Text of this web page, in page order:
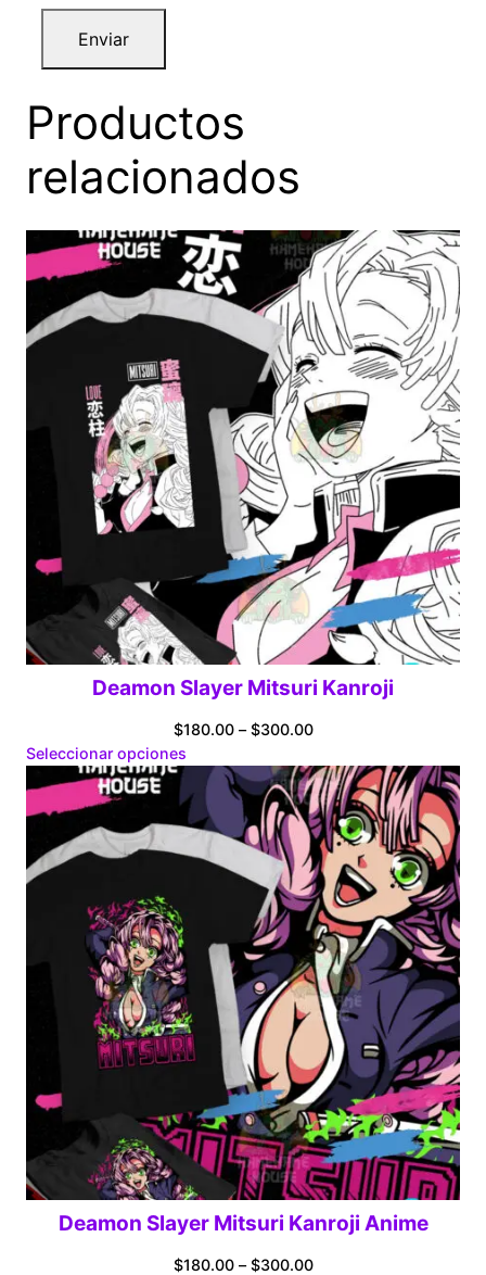
Productos
relacionados
Deamon Slayer Mitsuri Kanroji
$180.00 – $300.00Price
$180.00
through
$300.00
Seleccionar opciones
Deamon Slayer Mitsuri Kanroji Anime
$180.00 – $300.00Price